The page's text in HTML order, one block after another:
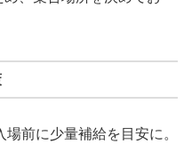
前に少量補給を目安に。